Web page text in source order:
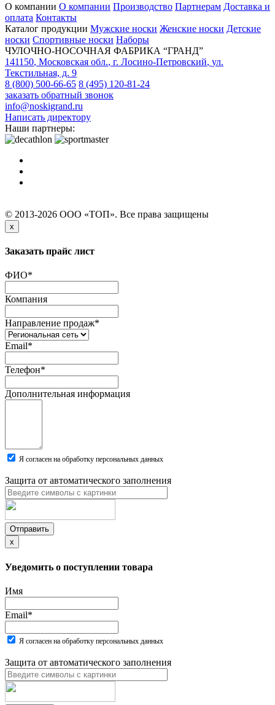
О компании О компании Производство Партнерам Доставка и
оплата Контакты
Каталог продукции Мужские носки Женские носки Детские
носки Спортивные носки Наборы
ЧУЛОЧНО-НОСОЧНАЯ ФАБРИКА “ГРАНД”
141150, Московская обл., г. Лосино-Петровский, ул.
Текстильная, д. 9
8 (800) 500-66-65 8 (495) 120-81-24
заказать обратный звонок
info@noskigrand.ru
Написать директору
Наши партнеры:
© 2013-2026 ООО «ТОП». Все права защищены
x
Заказать прайс лист
ФИО*
Компания
Направление продаж*
Email*
Телефон*
Дополнительная информация
Я согласен на обработку персональных данных
Защита от автоматического заполнения
Отправить
x
Уведомить о поступлении товара
Имя
Email*
Я согласен на обработку персональных данных
Защита от автоматического заполнения